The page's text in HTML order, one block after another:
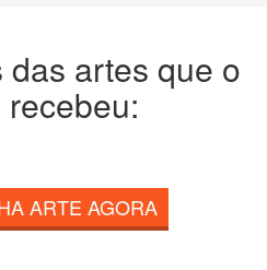
artes que o
ARTE AGORA